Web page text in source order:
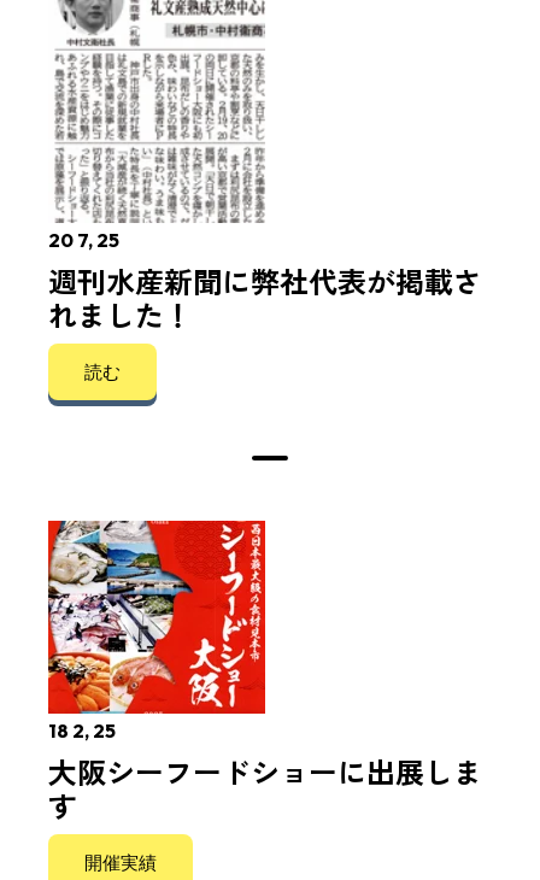
20 7, 25
週刊水産新聞に弊社代表が掲載さ
れました！
読む
18 2, 25
大阪シーフードショーに出展しま
す
開催実績